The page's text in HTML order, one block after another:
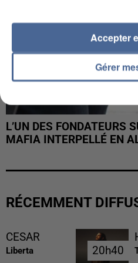
L’UN DES FONDATEURS
MAFIA INTERPELLÉ EN
RÉCEMMENT
CESAR
Liberta 20h40
20h40
Gérer
Accepter